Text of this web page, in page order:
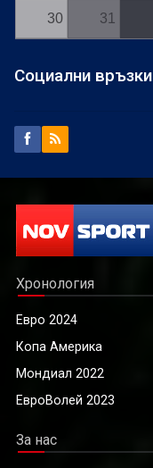
30 31
Социални връзки
Хронология
Евро 2024
Копа Америка
Мондиал 2022
ЕвроВолей 2023
За нас